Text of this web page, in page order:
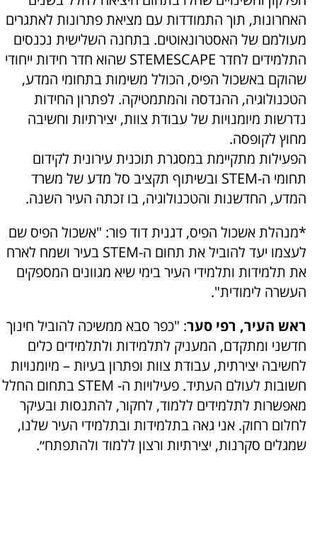
האחרונות, תוך התמודדות עם מציאת פתרונות לאתגרים
מעולמם של האסטרונאוטים. בתחנה השלישית נכנסים
התלמידים לחדר STEMESCAPE שהוא חדר חידות ייחודי
שהוקם באשכול הפיס, הכולל משימות בתחומי המדע,
הטכנולוגיה, ההנדסה והמתמטיקה. לפתרון החידות
נדרשות מיומנויות של עבודת צוות, יצירתיות וחשיבה
מחוץ לקופסה.
הפעילות מתקיימת במסגרת תוכנית עירונית לקידום
תחומי ה-STEM ובשיתוף תקציב סל מדע של משרד
המדע, החדשנות והטכנולוגיה, בו זכתה העיר השנה.
*מנהלת אשכול הפיס, דגנית דוד פור: "אשכול הפיס שם
לעצמו יעד להוביל את תחום ה-STEM בעיר ושמח לארח
את תלמידות ותלמידי העיר בימי שיא מגוונים המספקים
העשרה לימודית".
ראש העיר, רפי סער: "כפר סבא ממשיכה להוביל חינוך
חדשני ומתקדם, המעניק לתלמידות ולתלמידים כלים
לחשיבה יצירתית, עבודת צוות ופתרון בעיות – מיומנויות
חשובות לעולם העתיד. פעילויות ה- STEM בתחום החלל
מאפשרות לתלמידים ללמוד, לחקור, להתנסות ובעיקר
לחלום רחוק. אני גאה בתלמידות ובתלמידי העיר שלנו,
שמגלים סקרנות, יצירתיות ורצון ללמוד ולהתפתח״.